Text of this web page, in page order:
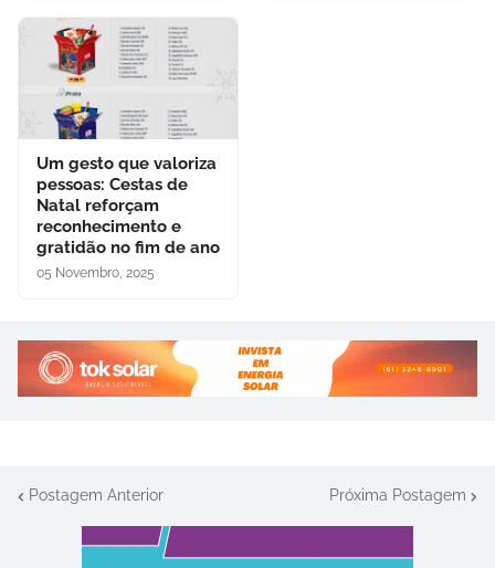
Um gesto que valoriza
pessoas: Cestas de
Natal reforçam
reconhecimento e
gratidão no fim de ano
05 Novembro, 2025
Postagem Anterior Próxima Postagem